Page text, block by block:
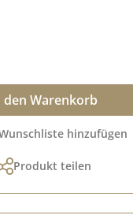
den Warenkorb
hinzufügen
Produkt teilen